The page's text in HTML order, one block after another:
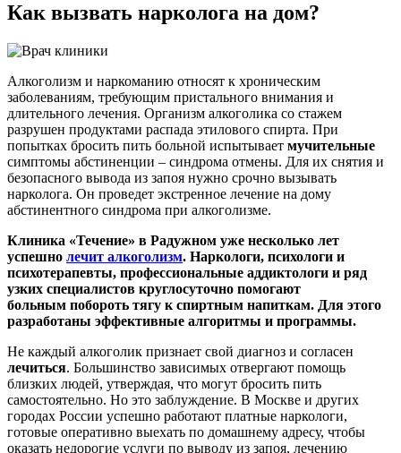
Как вызвать нарколога на дом?
Алкоголизм и наркоманию относят к хроническим
заболеваниям, требующим пристального внимания и
длительного лечения. Организм алкоголика со стажем
разрушен продуктами распада этилового спирта. При
попытках бросить пить больной испытывает мучительные
симптомы абстиненции – синдрома отмены. Для их снятия и
безопасного вывода из запоя нужно срочно вызывать
нарколога. Он проведет экстренное лечение на дому
абстинентного синдрома при алкоголизме.
Клиника «Течение» в Радужном уже несколько лет
успешно лечит алкоголизм. Наркологи, психологи и
психотерапевты, профессиональные аддиктологи и ряд
узких специалистов круглосуточно помогают
больным побороть тягу к спиртным напиткам. Для этого
разработаны эффективные алгоритмы и программы.
Не каждый алкоголик признает свой диагноз и согласен
лечиться. Большинство зависимых отвергают помощь
близких людей, утверждая, что могут бросить пить
самостоятельно. Но это заблуждение. В Москве и других
городах России успешно работают платные наркологи,
готовые оперативно выехать по домашнему адресу, чтобы
оказать недорогие услуги по выводу из запоя, лечению